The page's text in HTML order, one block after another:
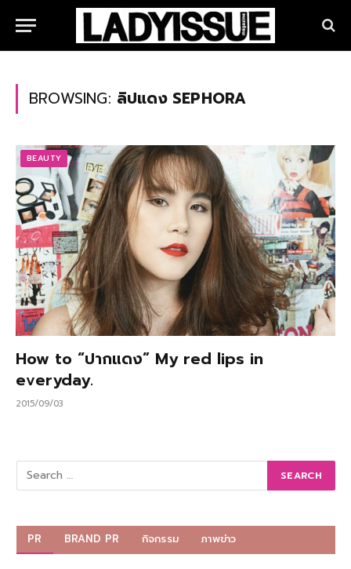
BROWSING: ลิปแดง SEPHORA
BEAUTY
How to “ปากแดง” My red lips in
everyday.
2015/09/03
PR BRAND PR กิจกรรม ภาพข่าว